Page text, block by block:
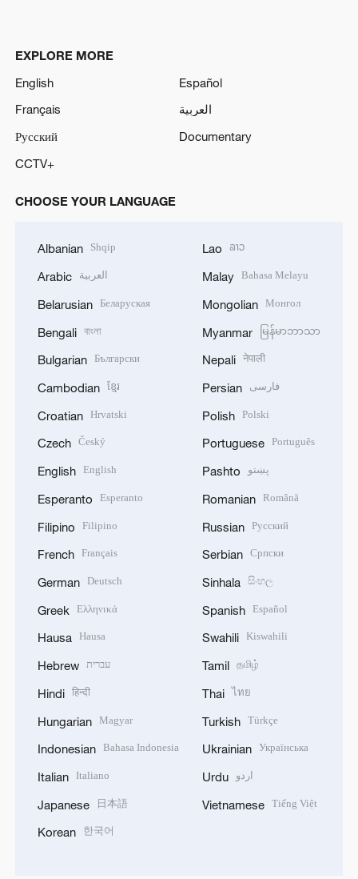
EXPLORE MORE
English
Español
Français
العربية
Русский
Documentary
CCTV+
CHOOSE YOUR LANGUAGE
Albanian Shqip
Arabic العربية
Belarusian Беларуская
Bengali বাংলা
Bulgarian Български
Cambodian ខ្មែរ
Croatian Hrvatski
Czech Český
English English
Esperanto Esperanto
Filipino Filipino
French Français
German Deutsch
Greek Ελληνικά
Hausa Hausa
Hebrew עברית
Hindi हिन्दी
Hungarian Magyar
Indonesian Bahasa Indonesia
Italian Italiano
Japanese 日本語
Korean 한국어
Lao ລາວ
Malay Bahasa Melayu
Mongolian Монгол
Myanmar မြန်မာဘာသာ
Nepali नेपाली
Persian فارسی
Polish Polski
Portuguese Português
Pashto پښتو
Romanian Română
Russian Русский
Serbian Српски
Sinhala සිංහල
Spanish Español
Swahili Kiswahili
Tamil தமிழ்
Thai ไทย
Turkish Türkçe
Ukrainian Українська
Urdu اردو
Vietnamese Tiếng Việt